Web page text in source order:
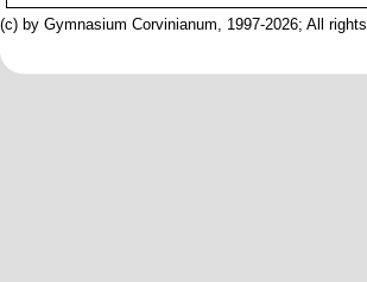
(c) by Gymnasium Corvinianum, 1997-2026; All